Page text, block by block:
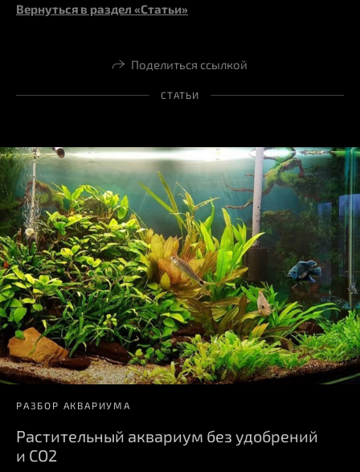
Вернуться в раздел «Статьи»
Поделиться ссылкой
СТАТЬИ
РАЗБОР АКВАРИУМА
Растительный аквариум без удобрений
и СО2